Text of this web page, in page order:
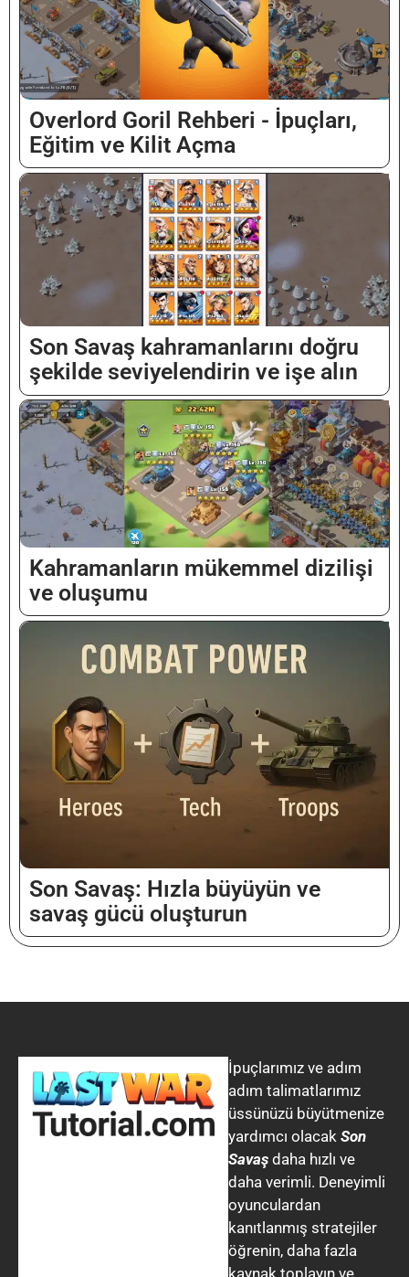
Overlord Goril Rehberi - İpuçları,
Eğitim ve Kilit Açma
Son Savaş kahramanlarını doğru
şekilde seviyelendirin ve işe alın
Kahramanların mükemmel dizilişi
ve oluşumu
Son Savaş: Hızla büyüyün ve
savaş gücü oluşturun
İpuçlarımız ve adım
adım talimatlarımız
üssünüzü büyütmenize
yardımcı olacak Son
Savaş daha hızlı ve
daha verimli. Deneyimli
oyunculardan
kanıtlanmış stratejiler
öğrenin, daha fazla
kaynak toplayın ve
Polish
Japanese
Portuguese (Brazil)
Portuguese (Portugal)
Korean
Arabic
Chinese (Taiwan)
Chinese (Hong Kong)
Thai
Malay
Vietnamese